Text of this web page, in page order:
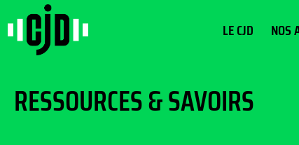
LE CJD NOS
RESSOURCES & SAVOIRS